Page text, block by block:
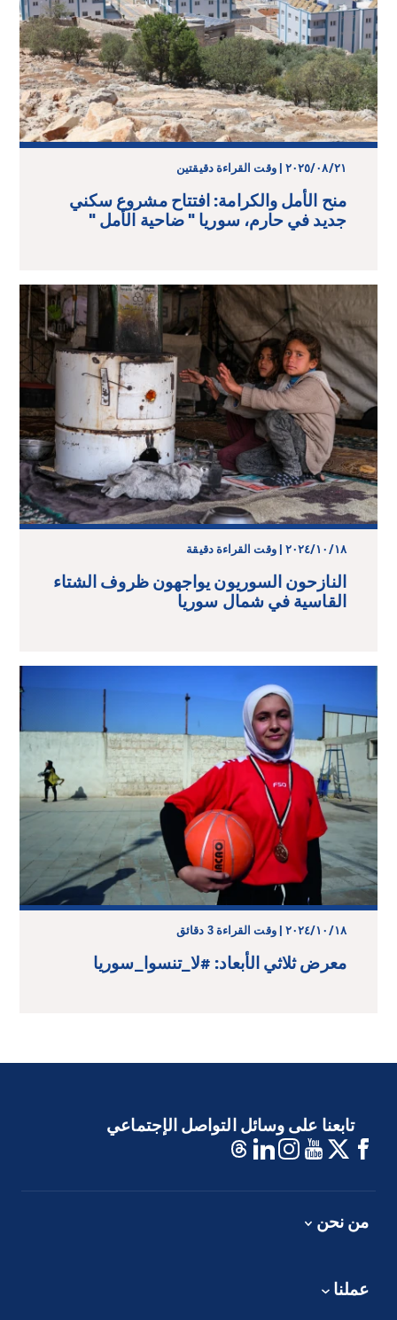
٢١‏/٠٨‏/٢٠٢٥ | وقت القراءة دقيقتين
منح الأمل والكرامة: افتتاح مشروع سكني
جديد في حارم، سوريا " ضاحية الأمل "
١٨‏/١٠‏/٢٠٢٤ | وقت القراءة دقيقة
النازحون السوريون يواجهون ظروف الشتاء
القاسية في شمال سوريا
١٨‏/١٠‏/٢٠٢٤ | وقت القراءة 3 دقائق
معرض ثلاثي الأبعاد: #لا_تنسوا_سوريا
تابعنا على وسائل التواصل الإجتماعي
من نحن
عملنا